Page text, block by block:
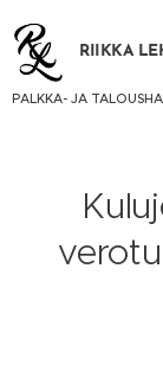
RIIKKA
PALKKA- JA